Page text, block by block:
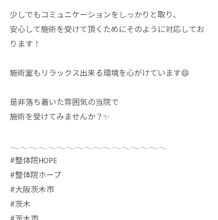
少しでもコミュニケーションをしっかりと取り、
安心して施術を受けて頂くためにそのように対応してお
ります！
施術室もリラックス出来る環境を心がけています😄
是非落ち着いた雰囲気の当院で
施術を受けてみませんか？✨
𓂃𓂃𓂃𓂃𓂃𓂃𓂃𓂃𓂃𓂃𓂃𓂃𓂃𓂃𓂃𓂃𓂃
⁡#整体院HOPE
#整体院ホープ
#大阪茨木市
#茨木